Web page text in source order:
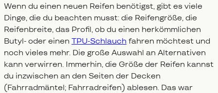
Wenn du einen neuen Reifen benötigst, gibt es viele
Dinge, die du beachten musst: die Reifengröße, die
Reifenbreite, das Profil, ob du einen herkömmlichen
Butyl- oder einen TPU-Schlauch fahren möchtest und
noch vieles mehr. Die große Auswahl an Alternativen
kann verwirren. Immerhin, die Größe der Reifen kannst
du inzwischen an den Seiten der Decken
(Fahrradmäntel; Fahrradreifen) ablesen. Das war